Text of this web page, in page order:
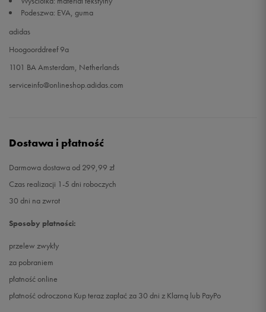
Podeszwa: EVA, guma
adidas
Hoogoorddreef 9a
1101 BA Amsterdam, Netherlands
serviceinfo@onlineshop.adidas.com
Dostawa i płatność
Darmowa dostawa od 299,99 zł
Czas realizacji 1-5 dni roboczych
30 dni na zwrot
Sposoby płatności:
przelew zwykły
za pobraniem
płatność online
płatność odroczona Kup teraz zapłać za 30 dni z Klarną lub PayPo